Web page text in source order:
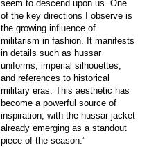
seem to descend upon us. One
of the key directions I observe is
the growing influence of
militarism in fashion. It manifests
in details such as hussar
uniforms, imperial silhouettes,
and references to historical
military eras. This aesthetic has
become a powerful source of
inspiration, with the hussar jacket
already emerging as a standout
piece of the season.”